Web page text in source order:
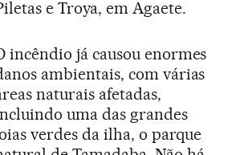
e Troya, em Agaete.
incêndio já causou enormes
ambientais, com várias
naturais afetadas,
uma das grandes
verdes da ilha, o parque